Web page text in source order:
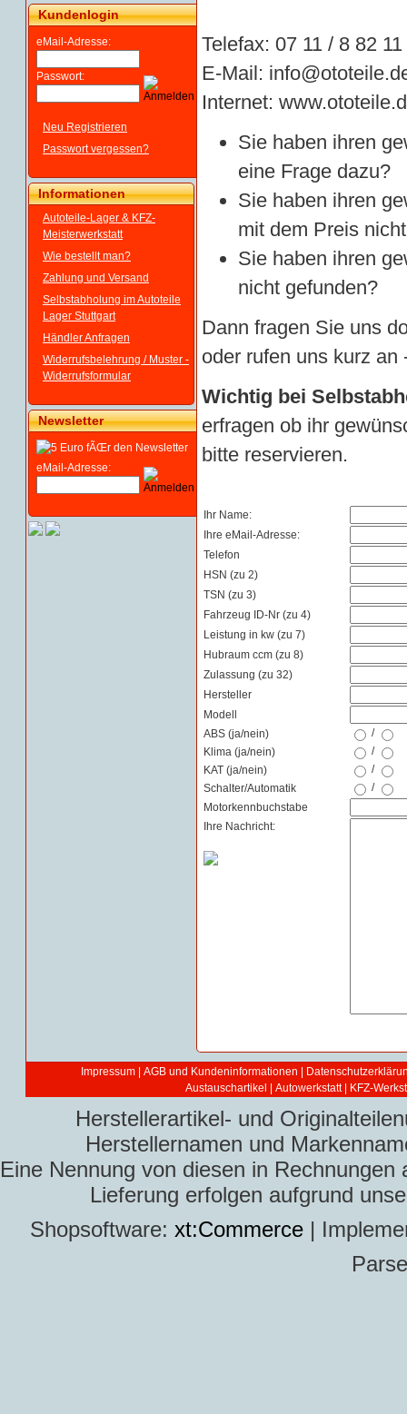
Kundenlogin
eMail-Adresse:
Passwort:
Neu Registrieren
Passwort vergessen?
Informationen
Autoteile-Lager & KFZ-
Meisterwerkstatt
Wie bestellt man?
Zahlung und Versand
Selbstabholung im Autoteile
Lager Stuttgart
Händler Anfragen
Widerrufsbelehrung / Muster -
Widerrufsformular
Newsletter
eMail-Adresse:
Telefax: 07 11 / 8 82
E-Mail:
Internet:
Sie haben ihren
eine Frage dazu?
Sie haben ihren
mit dem Preis
Sie haben ihren
nicht gefunden?
Dann fragen Sie uns
oder rufen uns kurz an
Wichtig bei
erfragen ob ihr
bitte reservieren.
Ihr Name:
Ihre eMail-Adresse:
Telefon
HSN (zu 2)
TSN (zu 3)
Fahrzeug ID-Nr (zu 4)
Leistung in kw (zu 7)
Hubraum ccm (zu 8)
Zulassung (zu 32)
Hersteller
Modell
ABS (ja/nein)
/
Klima (ja/nein)
/
KAT (ja/nein)
/
Schalter/Automatik
/
Motorkennbuchstabe
Ihre Nachricht:
Impressum AGB und Kundeninformationen
Austauschartikel
Autowerkstatt | KFZ-
Herstellerartikel- und
Herstellernamen und
Eine Nennung von diesen in
Lieferung erfolgen aufgrund
Shopsoftware: xt:Commerce |